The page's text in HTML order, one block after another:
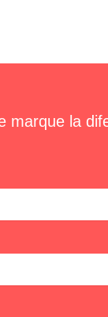
marque la